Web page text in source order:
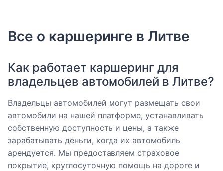
Все о каршеринге в Литве
Как работает каршеринг для
владельцев автомобилей в Литве?
Владельцы автомобилей могут размещать свои
автомобили на нашей платформе, устанавливать
собственную доступность и цены, а также
зарабатывать деньги, когда их автомобиль
арендуется. Мы предоставляем страховое
покрытие, круглосуточную помощь на дороге и